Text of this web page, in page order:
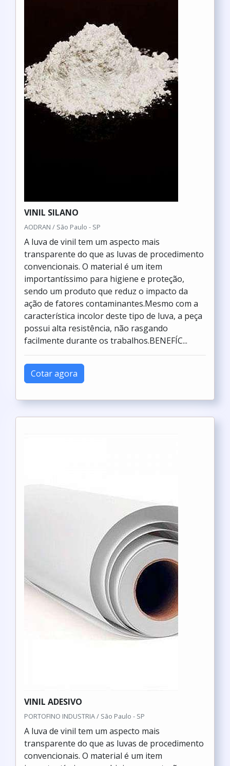
VINIL SILANO
AODRAN / São Paulo - SP
A luva de vinil tem um aspecto mais
transparente do que as luvas de procedimento
convencionais. O material é um item
importantíssimo para higiene e proteção,
sendo um produto que reduz o impacto da
ação de fatores contaminantes.Mesmo com a
característica incolor deste tipo de luva, a peça
possui alta resistência, não rasgando
facilmente durante os trabalhos.BENEFÍC...
Cotar agora
VINIL ADESIVO
PORTOFINO INDUSTRIA / São Paulo - SP
A luva de vinil tem um aspecto mais
transparente do que as luvas de procedimento
convencionais. O material é um item